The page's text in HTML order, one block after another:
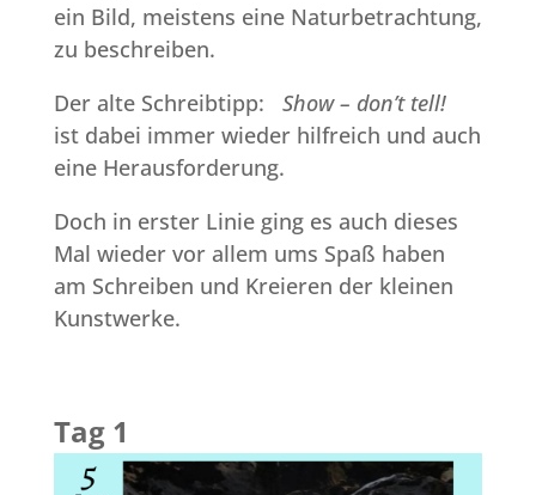
ein Bild, meistens eine Naturbetrachtung,
zu beschreiben.
Der alte Schreibtipp: Show – don’t tell!
ist dabei immer wieder hilfreich und auch
eine Herausforderung.
Doch in erster Linie ging es auch dieses
Mal wieder vor allem ums Spaß haben
am Schreiben und Kreieren der kleinen
Kunstwerke.
Tag 1